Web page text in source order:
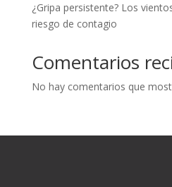
¿Gripa persistente? Los
riesgo de contagio
Comentarios
No hay comentarios que